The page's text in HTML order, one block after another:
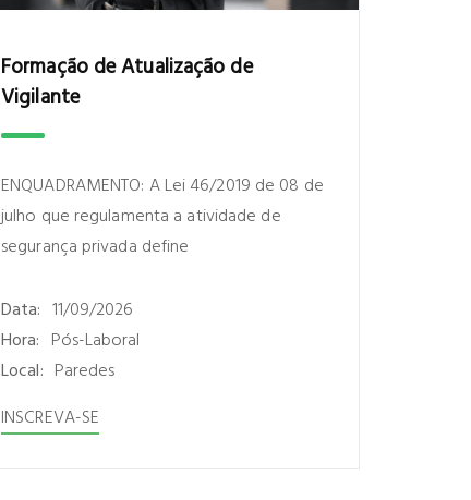
Formação de Atualização de
Vigilante
ENQUADRAMENTO: A Lei 46/2019 de 08 de
julho que regulamenta a atividade de
segurança privada define
Data: 11/09/2026
Hora: Pós-Laboral
Local: Paredes
INSCREVA-SE